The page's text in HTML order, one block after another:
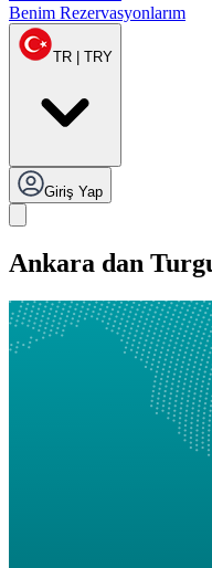
Benim Rezervasyonlarım
TR | TRY
Giriş Yap
Ankara dan